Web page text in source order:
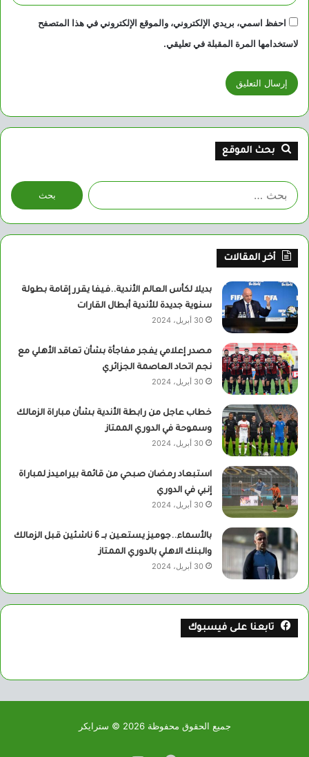
احفظ اسمي، بريدي الإلكتروني، والموقع الإلكتروني في هذا المتصفح
لاستخدامها المرة المقبلة في تعليقي.
بحث الموقع
البحث
عن:
أخر المقالات
بديلا لكأس العالم الأندية..فيفا يقرر إقامة بطولة
سنوية جديدة للأندية أبطال القارات
30 أبريل، 2024
مصدر إعلامي يفجر مفاجأة بشأن تعاقد الأهلي مع
نجم اتحاد العاصمة الجزائري
30 أبريل، 2024
خطاب عاجل من رابطة الأندية بشأن مباراة الزمالك
وسموحة في الدوري الممتاز
30 أبريل، 2024
استبعاد رمضان صبحي من قائمة بيراميدز لمباراة
إنبي في الدوري
30 أبريل، 2024
بالأسماء..جوميز يستعين بــ 6 ناشئين قبل الزمالك
والبنك الاهلي بالدوري الممتاز
30 أبريل، 2024
تابعنا على فيسبوك
جميع الحقوق محفوظة 2026 © سترايكر